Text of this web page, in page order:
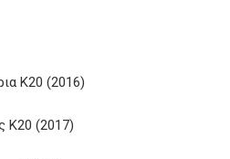
Κ20 (2016)
Κ20 (2017)